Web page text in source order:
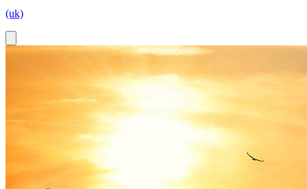
(uk)